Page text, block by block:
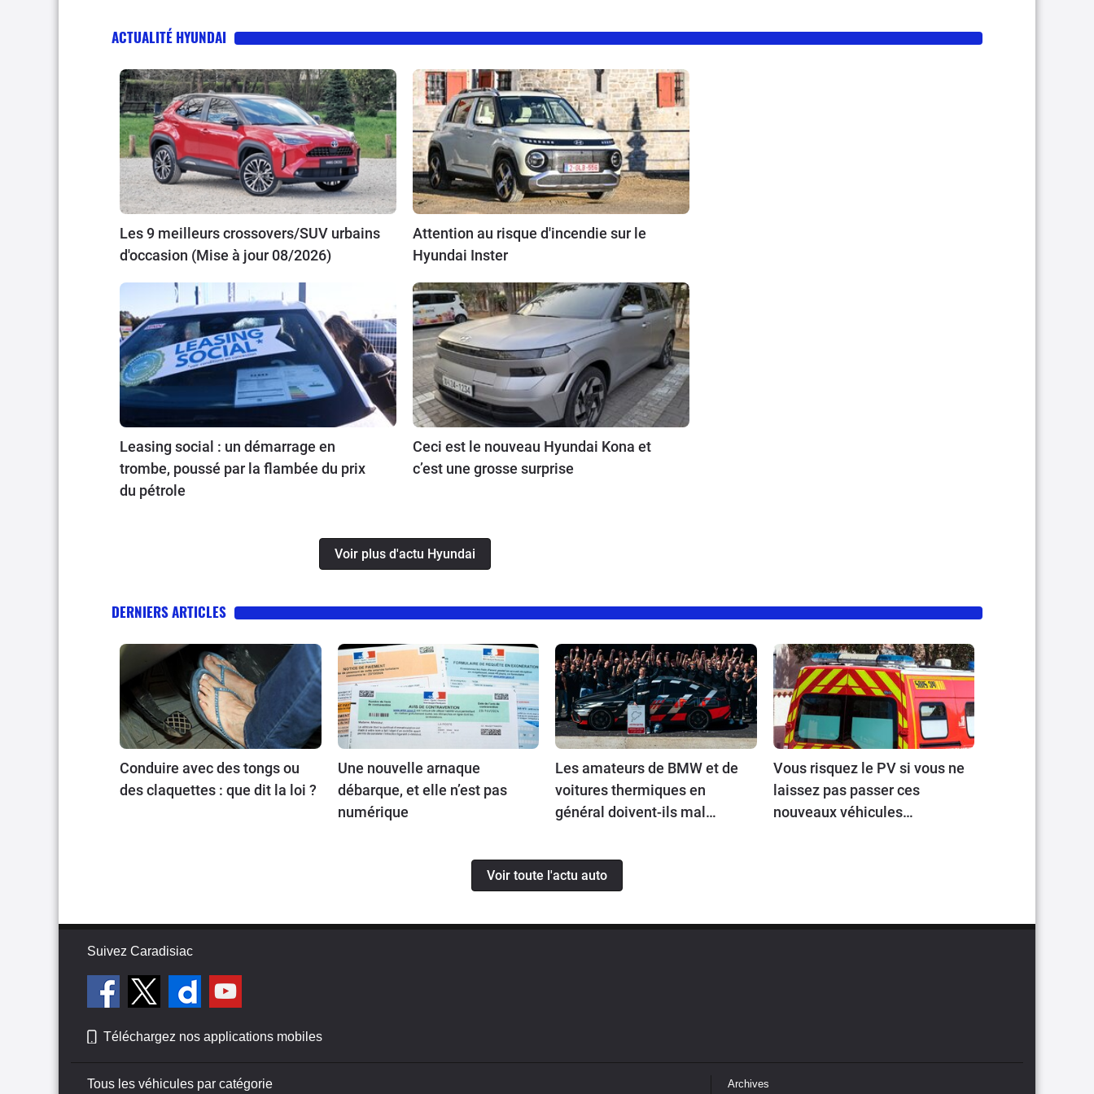
ACTUALITÉ HYUNDAI
Les 9 meilleurs crossovers/SUV urbains
d'occasion (Mise à jour 08/2026)
Attention au risque d'incendie sur le
Hyundai Inster
Leasing social : un démarrage en
trombe, poussé par la flambée du prix
du pétrole
Ceci est le nouveau Hyundai Kona et
c’est une grosse surprise
Voir plus d'actu Hyundai
DERNIERS ARTICLES
Conduire avec des tongs ou
des claquettes : que dit la loi ?
Une nouvelle arnaque
débarque, et elle n’est pas
numérique
Les amateurs de BMW et de
voitures thermiques en
général doivent-ils mal
Vous risquez le PV si vous ne
laissez pas passer ces
nouveaux véhicules
Voir toute l'actu auto
Suivez Caradisiac
Téléchargez nos applications mobiles
Tous les véhicules par catégorie
Archives